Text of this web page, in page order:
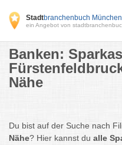
Stadtbranchenbuch München
ein Angebot von
Banken:
Nähe
Du bist auf der Suche nach
Nähe? Hier kannst du alle